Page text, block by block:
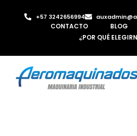
+57 3242656994
CONTACTO BLOG
¿POR QUÉ